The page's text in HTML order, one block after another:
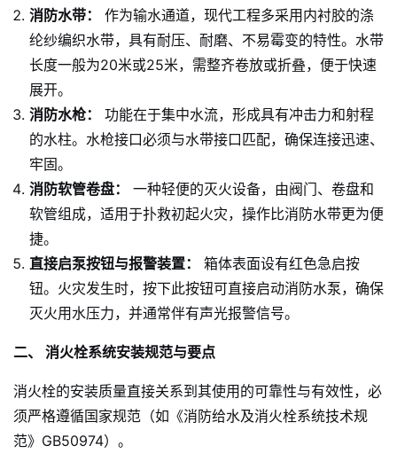
消防水带：
作为输水通道，现代工程多采用内衬胶的涤
纶纱编织水带，具有耐压、耐磨、不易霉变的特性。水带
长度一般为20米或25米，需整齐卷放或折叠，便于快速
展开。
消防水枪：
功能在于集中水流，形成具有冲击力和射程
的水柱。水枪接口必须与水带接口匹配，确保连接迅速、
牢固。
消防软管卷盘：
一种轻便的灭火设备，由阀门、卷盘和
软管组成，适用于扑救初起火灾，操作比消防水带更为便
捷。
直接启泵按钮与报警装置：
箱体表面设有红色急启按
钮。火灾发生时，按下此按钮可直接启动消防水泵，确保
灭火用水压力，并通常伴有声光报警信号。
二、 消火栓系统安装规范与要点
消火栓的安装质量直接关系到其使用的可靠性与有效性，必
须严格遵循国家规范（如《消防给水及消火栓系统技术规
范》GB50974）。